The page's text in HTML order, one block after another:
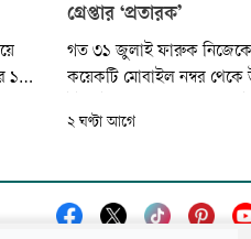
১৩
গ্রেপ্তার ‘প্রতারক’
গত ৩১ জুলাই ফারুক নিজেকে
কয়েকটি মোবাইল নম্বর থেকে
সঙ্গে যোগাযোগ করেন।
সেই ইটের মালিক দাবি করে
করেন। পরে ইট বিক্রির ১
২ ঘণ্টা আগে